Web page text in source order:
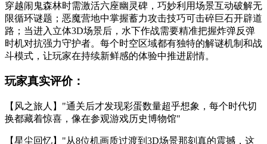
穿越闹鬼森林时需激活六座幽灵碑，巧妙利用场景互动破解无
限循环谜题；恶魔营地中掌握蓄力攻击技巧可击碎巨石开辟道
路；当进入立体3D场景后，水下作战需要精准把握炸弹反弹
时机对抗强力守护者。每个时空区域都有独特的解谜机制和战
斗模式，让玩家在持续新鲜感的体验中推进剧情。
玩家真实评价：
【风之旅人】"通关后才发现彩蛋数量超乎想象，每个时代切
换都藏着惊喜，像在参观游戏历史博物馆"
【星尘回忆】"从8位机画质过渡到3D场景那刻真的震撼，这